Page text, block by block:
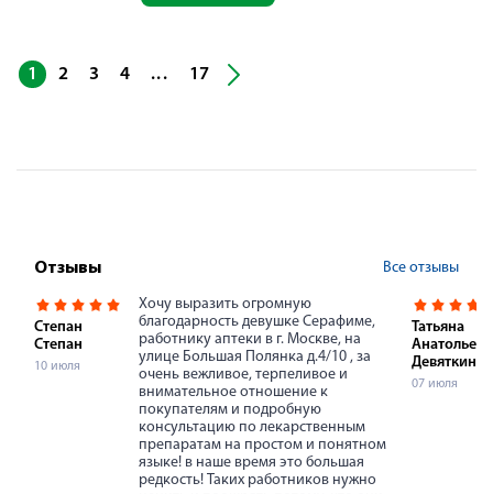
1 2 3 4 ... 17
Отзывы Все отзывы
Степан
Степан
10 июля
Хочу выразить огромную
благодарность девушке Серафиме,
работнику аптеки в г. Москве, на
улице Большая Полянка д.4/10 , за
очень вежливое, терпеливое и
внимательное отношение к
покупателям и подробную
консультацию по лекарственным
препаратам на простом и понятном
языке! в наше время это большая
редкость! Таких работников нужно
Татьяна
Девяткина
07 июля